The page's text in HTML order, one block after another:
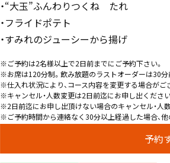
・“大玉”ふんわりつくね たれ
・フライドポテト
・すみれのジューシーから揚げ
※ご予約は2名様以上で2日前までにご予約下さい。
※お席は120分制。飲み放題のラストオーダーは30分
※仕入れ状況により、コース内容を変更する場合がご
※キャンセル・人数変更は2日前迄にお申し出ください
※2日前迄にお申し出頂けない場合のキャンセル・人
※ご予約時間から連絡なく30分以上経過した場合、
予約